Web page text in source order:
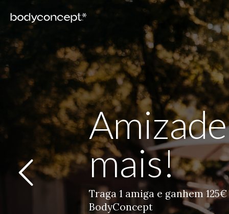
mais!
Traga 1 amiga e ganhem
BodyConcept